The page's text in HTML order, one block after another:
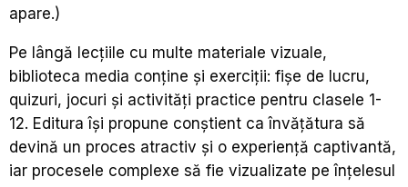
apare.)
Pe lângă lecțiile cu multe materiale vizuale,
biblioteca media conține și exerciții: fișe de lucru,
quizuri, jocuri și activități practice pentru clasele 1-
12. Editura își propune conștient ca învățătura să
devină un proces atractiv și o experiență captivantă,
iar procesele complexe să fie vizualizate pe înțelesul